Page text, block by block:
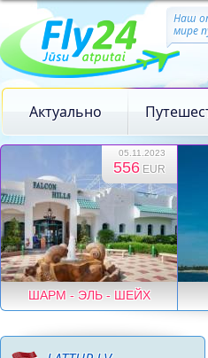
Наш
мире
Актуально
05.11.2023
556 EUR
ШАРМ - ЭЛЬ - ШЕЙХ